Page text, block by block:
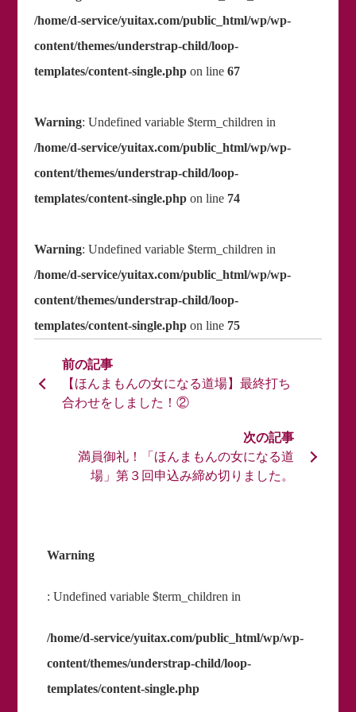
/home/d-service/yuitax.com/public_html/wp/wp-
content/themes/understrap-child/loop-
templates/content-single.phpon line 67
Warning: Undefined variable $term_children in
/home/d-service/yuitax.com/public_html/wp/wp-
content/themes/understrap-child/loop-
templates/content-single.phpon line 74
Warning: Undefined variable $term_children in
/home/d-service/yuitax.com/public_html/wp/wp-
content/themes/understrap-child/loop-
templates/content-single.phpon line 75
【ほんまもんの女になる道場】最終打ち
合わせをしました！②
Warning
: Undefined variable $term_children in
/home/d-service/yuitax.com/public_html/wp/wp-
content/themes/understrap-child/loop-
templates/content-single.php
満員御礼！「ほんまもんの女になる道
場」第３回申込み締め切りました。